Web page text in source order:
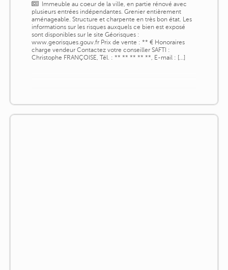
Immeuble au coeur de la ville, en partie rénové avec
plusieurs entrées indépendantes. Grenier entièrement
aménageable. Structure et charpente en très bon état. Les
informations sur les risques auxquels ce bien est exposé
sont disponibles sur le site Géorisques :
www.georisques.gouv.fr Prix de vente : ** € Honoraires
charge vendeur Contactez votre conseiller SAFTI :
Christophe FRANÇOISE, Tél. : ** ** ** ** **, E-mail : [...]